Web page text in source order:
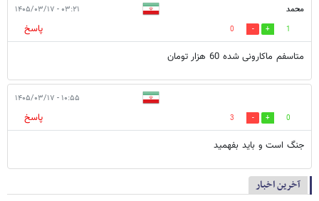
محمد ۰۳:۲۱ - ۱۴۰۵/۰۳/۱۷
1
0
پاسخ
متاسفم ماکارونی شده 60 هزار تومان
۱۰:۵۵ - ۱۴۰۵/۰۳/۱۷
0
3
پاسخ
جنگ است و باید بفهمید
آخرین اخبار